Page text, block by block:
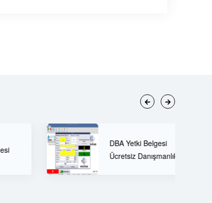
DBA Yetki Belgesi
Ücretsiz Danışmanlık
ve Öne Çıkan
Özellikleri